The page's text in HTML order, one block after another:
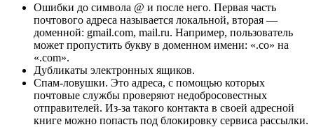
Ошибки до символа @ и после него. Первая часть
почтового адреса называется локальной, вторая —
доменной: gmail.com, mail.ru. Например, пользователь
может пропустить букву в доменном имени: «.co» на
«.com».
Дубликаты электронных ящиков.
Спам-ловушки. Это адреса, с помощью которых
почтовые службы проверяют недобросовестных
отправителей. Из-за такого контакта в своей адресной
книге можно попасть под блокировку сервиса рассылки.